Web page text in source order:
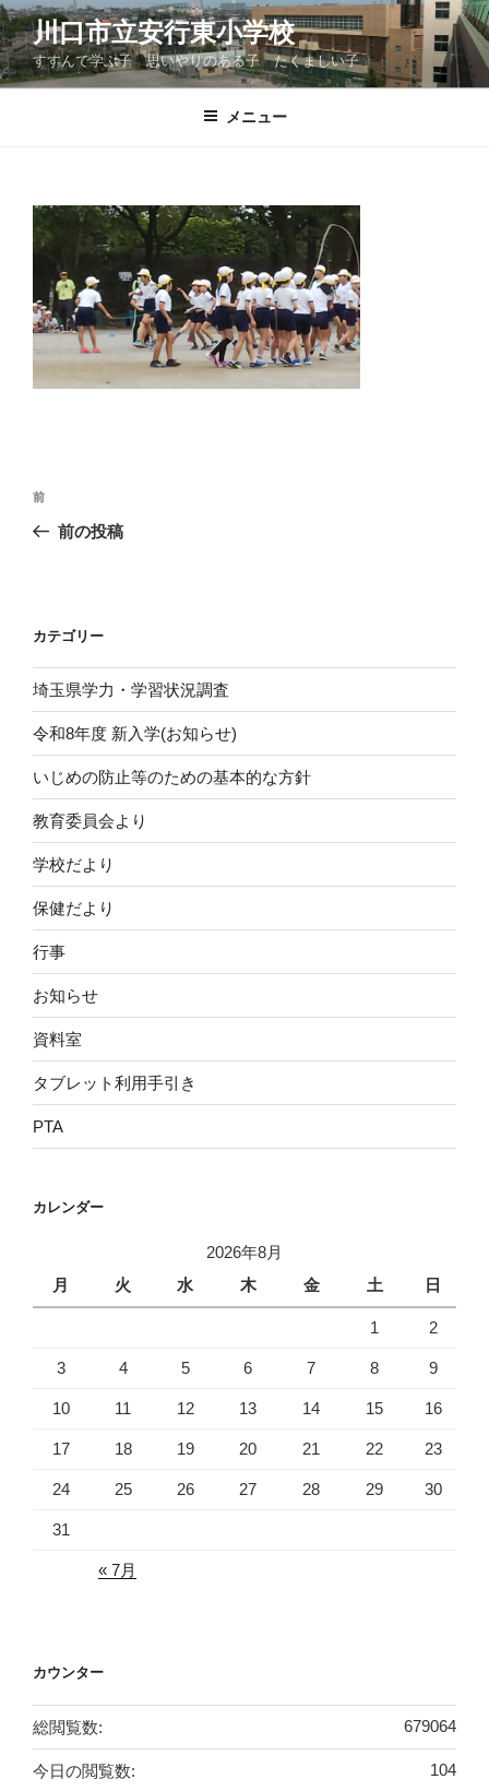
コ
ン
テ
ン
川口市立安行東小学校
すすんで学ぶ子 思いやりのある子 たくましい子
メニュー
投
ー
シ
ョ
ン
前
の
前
前の投稿
カテゴリー
埼玉県学力・学習状況調査
令和8年度 新入学(お知らせ)
いじめの防止等のための基本的な方針
教育委員会より
学校だより
保健だより
行事
お知らせ
資料室
タブレット利用手引き
PTA
カレンダー
2026年8月
月
火 水 木 金 土 日
1 2
3 4 5 6 7 8 9
10 11 12 13 14 15 16
17 18 19 20 21 22 23
24 25 26 27 28 29 30
31
« 7月
カウンター
679064
総閲覧数:
104
今日の閲覧数: